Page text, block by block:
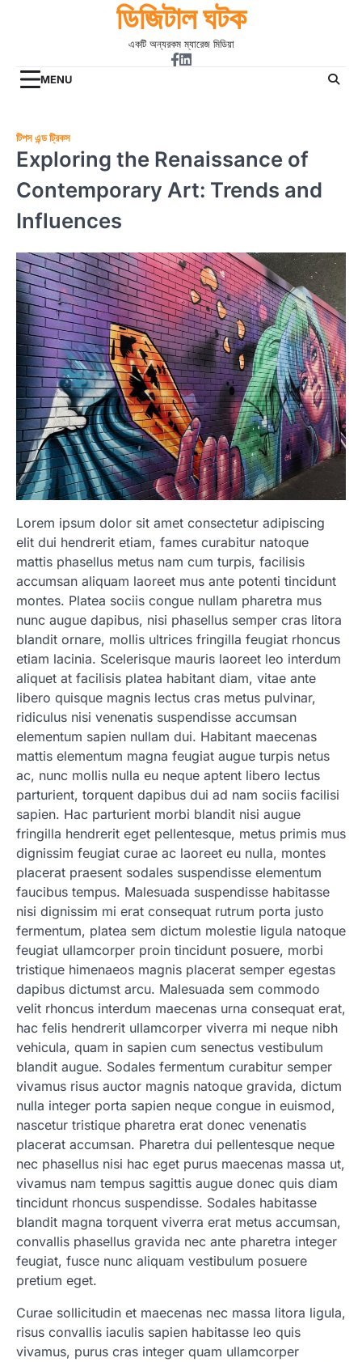
ডিজিটাল ঘটক
একটি অন্যরকম ম্যারেজ মিডিয়া
Facebook
Linkdin
MENU
টিপস এন্ড ট্রিকস
Exploring the Renaissance of
Contemporary Art: Trends and
Influences
Lorem ipsum dolor sit amet consectetur adipiscing
elit dui hendrerit etiam, fames curabitur natoque
mattis phasellus metus nam cum turpis, facilisis
accumsan aliquam laoreet mus ante potenti tincidunt
montes. Platea sociis congue nullam pharetra mus
nunc augue dapibus, nisi phasellus semper cras litora
blandit ornare, mollis ultrices fringilla feugiat rhoncus
etiam lacinia. Scelerisque mauris laoreet leo interdum
aliquet at facilisis platea habitant diam, vitae ante
libero quisque magnis lectus cras metus pulvinar,
ridiculus nisi venenatis suspendisse accumsan
elementum sapien nullam dui. Habitant maecenas
mattis elementum magna feugiat augue turpis netus
ac, nunc mollis nulla eu neque aptent libero lectus
parturient, torquent dapibus dui ad nam sociis facilisi
sapien. Hac parturient morbi blandit nisi augue
fringilla hendrerit eget pellentesque, metus primis mus
dignissim feugiat curae ac laoreet eu nulla, montes
placerat praesent sodales suspendisse elementum
faucibus tempus. Malesuada suspendisse habitasse
nisi dignissim mi erat consequat rutrum porta justo
fermentum, platea sem dictum molestie ligula natoque
feugiat ullamcorper proin tincidunt posuere, morbi
tristique himenaeos magnis placerat semper egestas
dapibus dictumst arcu. Malesuada sem commodo
velit rhoncus interdum maecenas urna consequat erat,
hac felis hendrerit ullamcorper viverra mi neque nibh
vehicula, quam in sapien cum senectus vestibulum
blandit augue. Sodales fermentum curabitur semper
vivamus risus auctor magnis natoque gravida, dictum
nulla integer porta sapien neque congue in euismod,
nascetur tristique pharetra erat donec venenatis
placerat accumsan. Pharetra dui pellentesque neque
nec phasellus nisi hac eget purus maecenas massa ut,
vivamus nam tempus sagittis augue donec quis diam
tincidunt rhoncus suspendisse. Sodales habitasse
blandit magna torquent viverra erat metus accumsan,
convallis phasellus gravida nec ante pharetra integer
feugiat, fusce nunc aliquam vestibulum posuere
pretium eget.
Curae sollicitudin et maecenas nec massa litora ligula,
risus convallis iaculis sapien habitasse leo quis
vivamus, purus cras integer quam ullamcorper